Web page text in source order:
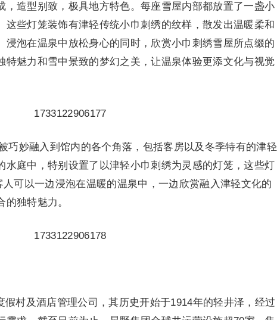
，造型别致，极具地方特色。每座雪屋内部都放置了一盏小
这些灯笼装饰有津轻传统小巾刺绣的纹样，散发出温暖柔和
浸泡在温泉中放松身心的同时，欣赏小巾刺绣雪屋所点缀的
特魅力和雪中景致的梦幻之美，让温泉体验更添文化与视觉
巧妙融入到馆内的各个角落，包括客房以及冬季特有的津轻
水庭中，特别设置了以津轻小巾刺绣为灵感的灯笼，这些灯
可以一边浸泡在温暖的温泉中，一边欣赏融入津轻文化的
独特魅力。
村及酒店管理公司，其历史开始于1914年的轻井泽，经过